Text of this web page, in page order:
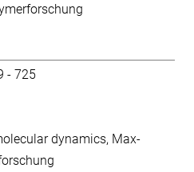
- 725
dynamics Max-